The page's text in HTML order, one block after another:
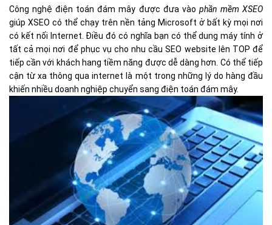
Công nghệ điện toán đám mây được đưa vào phần mềm XSEO
giúp XSEO có thể chạy trên nền tảng Microsoft ở bất kỳ mọi nơi
có kết nối Internet. Điều đó có nghĩa bạn có thể dung máy tính ở
tất cả mọi nơi để phục vụ cho nhu cầu SEO website lên TOP để
tiếp cần với khách hang tiềm năng được dễ dàng hơn. Có thể tiếp
cận từ xa thông qua internet là một trong những lý do hàng đầu
khiến nhiều doanh nghiệp chuyển sang điện toán đám mây.